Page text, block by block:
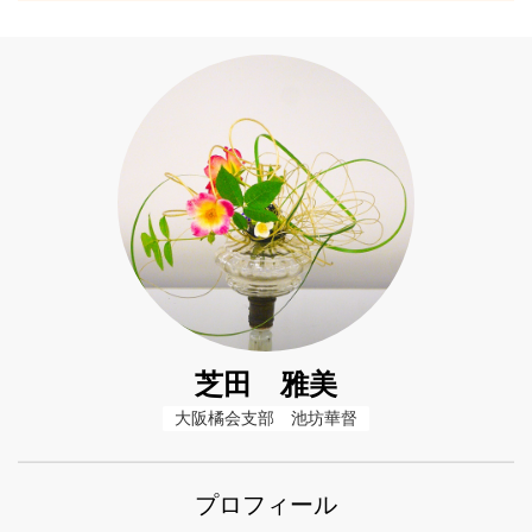
芝田 雅美
大阪橘会支部　池坊華督
プロフィール